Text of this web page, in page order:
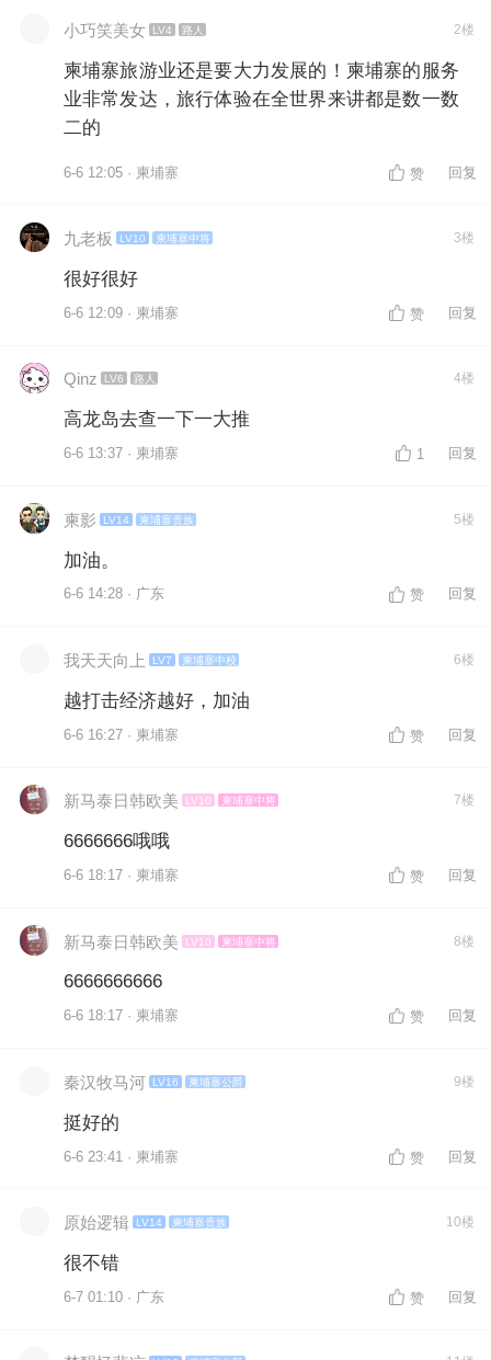
小巧笑美女 LV4 路人 2楼
柬埔寨旅游业还是要大力发展的！柬埔寨的服务
业非常发达，旅行体验在全世界来讲都是数一数
二的
6-6 12:05 · 柬埔寨 赞 回复
九老板 LV10 柬埔寨中将 3楼
很好很好
6-6 12:09 · 柬埔寨 赞 回复
Qinz LV6 路人 4楼
高龙岛去查一下一大推
6-6 13:37 · 柬埔寨 1 回复
柬影 LV14 柬埔寨贵族 5楼
加油。
6-6 14:28 · 广东 赞 回复
我天天向上 LV7 柬埔寨中校 6楼
越打击经济越好，加油
6-6 16:27 · 柬埔寨 赞 回复
新马泰日韩欧美 LV10 柬埔寨中将 7楼
6666666哦哦
6-6 18:17 · 柬埔寨 赞 回复
新马泰日韩欧美 LV10 柬埔寨中将 8楼
6666666666
6-6 18:17 · 柬埔寨 赞 回复
秦汉牧马河 LV16 柬埔寨公爵 9楼
挺好的
6-6 23:41 · 柬埔寨 赞 回复
原始逻辑 LV14 柬埔寨贵族 10楼
很不错
6-7 01:10 · 广东 赞 回复